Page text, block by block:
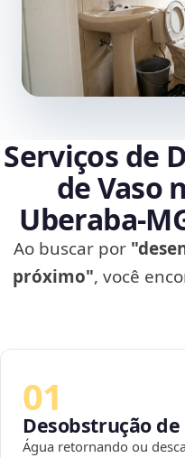
Serviços de
de Vaso
Ao buscar por
próximo", você
01
Desobstrução de
Água retornando ou